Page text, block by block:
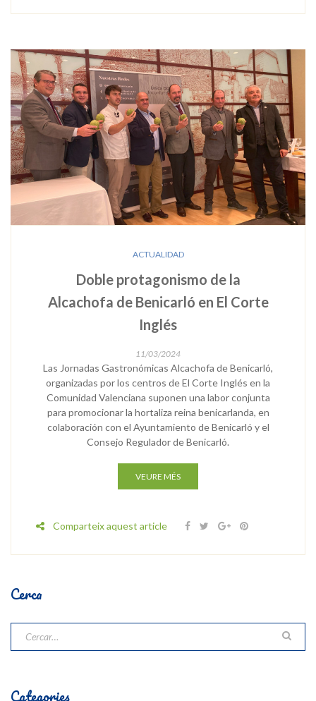
ACTUALIDAD
Doble protagonismo de la
Alcachofa de Benicarló en El Corte
Inglés
11/03/2024
Las Jornadas Gastronómicas Alcachofa de Benicarló,
organizadas por los centros de El Corte Inglés en la
Comunidad Valenciana suponen una labor conjunta
para promocionar la hortaliza reina benicarlanda, en
colaboración con el Ayuntamiento de Benicarló y el
Consejo Regulador de Benicarló.
VEURE MÉS
Comparteix aquest article
Cerca
Categories